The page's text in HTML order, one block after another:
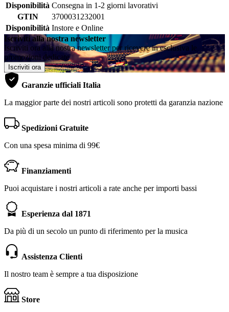
Disponibilità Consegna in 1-2 giorni lavorativi
GTIN
3700031232001
Disponibilità Instore e Online
Iscriviti alla nostra newsletter
Iscriviti ora alla nostra newsletter per ricevere in esclusiva le
promozioni dedicate
Iscriviti ora
Garanzie ufficiali Italia
La maggior parte dei nostri articoli sono protetti da garanzia nazione
Spedizioni Gratuite
Con una spesa minima di 99€
Finanziamenti
Puoi acquistare i nostri articoli a rate anche per importi bassi
Esperienza dal 1871
Da più di un secolo un punto di riferimento per la musica
Assistenza Clienti
Il nostro team è sempre a tua disposizione
Store